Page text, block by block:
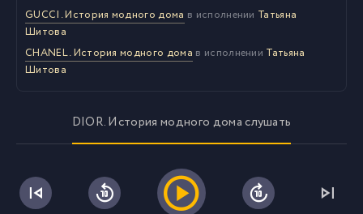
GUCCI. История модного дома в исполнении Татьяна
Шитова
CHANEL. История модного дома в исполнении Татьяна
Шитова
DIOR. История модного дома слушать